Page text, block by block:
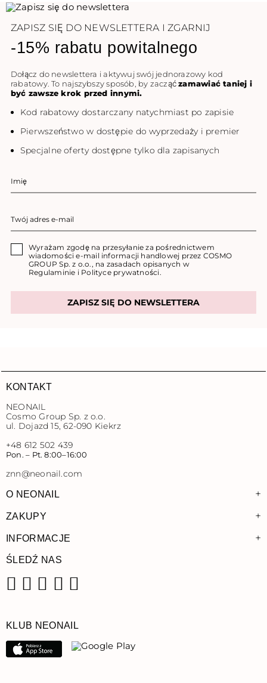
ZAPISZ SIĘ DO NEWSLETTERA I ZGARNIJ
-15% rabatu powitalnego
Dołącz do newslettera i aktywuj swój jednorazowy kod
rabatowy. To najszybszy sposób, by zacząćzamawiać taniej i
być zawsze krok przed innymi.
Kod rabatowy dostarczany natychmiast po zapisie
Pierwszeństwo w dostępie do wyprzedaży i premier
Specjalne oferty dostępne tylko dla zapisanych
Wyrażam zgodę na przesyłanie za pośrednictwem
wiadomości e-mail informacji handlowej przez COSMO
GROUP Sp. z o.o., na zasadach opisanych w
Regulaminie i Polityce prywatności.
ZAPISZ SIĘ DO NEWSLETTERA
KONTAKT
NEONAIL
Cosmo Group Sp. z o.o.
ul. Dojazd 15, 62-090 Kiekrz
+48 612 502 439
Pon. – Pt. 8:00–16:00
znn@neonail.com
O NEONAIL +
ZAKUPY +
INFORMACJE +
ŚLEDŹ NAS
KLUB NEONAIL